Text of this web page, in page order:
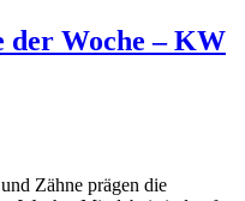
der Woche – KW
Zähne prägen die